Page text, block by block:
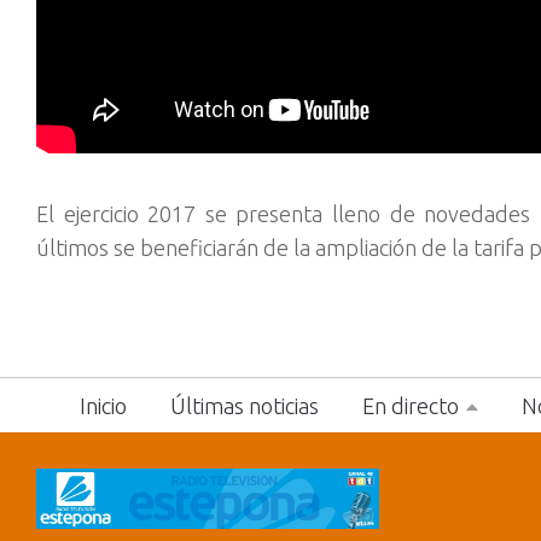
El ejercicio 2017 se presenta lleno de
últimos se beneficiarán de la ampliación de la tarifa
Inicio Últimas noticias En directo